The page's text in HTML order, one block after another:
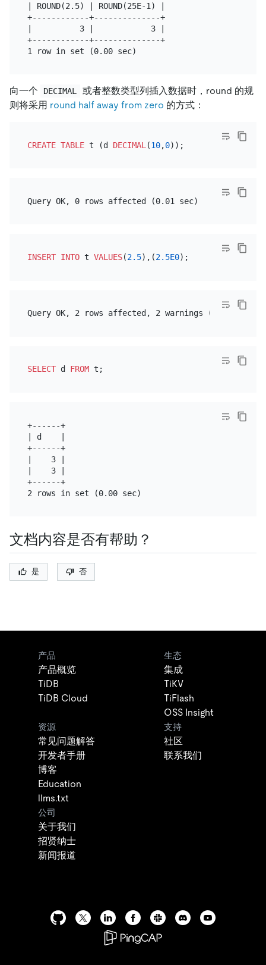
| ROUND(2.5) | ROUND(25E-1) |
+------------+--------------+
|          3 |            3 |
+------------+--------------+
向一个 DECIMAL
或者整数类型列插入数据时，round 的规
则将采用 round half away from zero 的方式：
CREATE TABLE t (d DECIMAL (10,0
INSERT INTO t VALUES(2.5),(2.5E0
SELECT d FROM
+------+
| d    |
+------+
|    3 |
|    3 |
+------+
文档内容是否有帮助？
是 否
产品
产品概览
TiDB
TiDB Cloud
生态
集成
TiKV
TiFlash
OSS Insight
资源
常见问题解答
开发者手册
博客
Education
llms.txt
支持
社区
联系我们
公司
关于我们
招贤纳士
新闻报道